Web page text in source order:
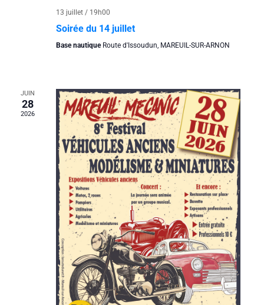
13 juillet / 19h00
Soirée du 14 juillet
Base nautique Route d'Issoudun, MAREUIL-SUR-ARNON
JUIN
28
2026